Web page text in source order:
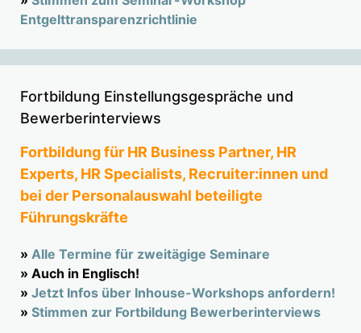
Entgelttransparenzrichtlinie
Fortbildung Einstellungsgespräche und
Bewerberinterviews
Fortbildung für HR Business Partner, HR
Experts, HR Specialists, Recruiter:innen und
bei der Personalauswahl beteiligte
Führungskräfte
» Alle Termine für zweitägige Seminare
» Auch in Englisch!
» Jetzt Infos über Inhouse-Workshops anfordern!
» Stimmen zur Fortbildung Bewerberinterviews